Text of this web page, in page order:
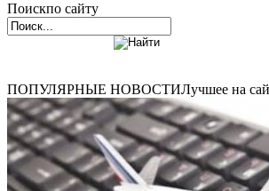
Поискпо сайту
ПОПУЛЯРНЫЕ НОВОСТИЛучшее на